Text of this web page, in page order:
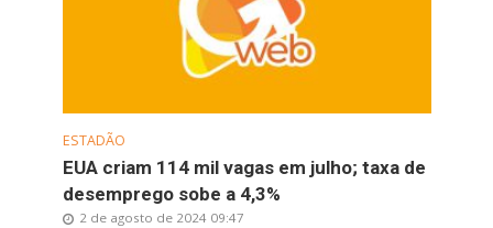
ESTADÃO
EUA criam 114 mil vagas em julho; taxa de
desemprego sobe a 4,3%
2 de agosto de 2024 09:47